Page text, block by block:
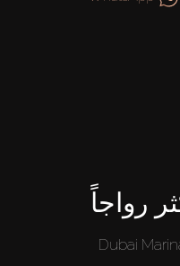
رواجاً